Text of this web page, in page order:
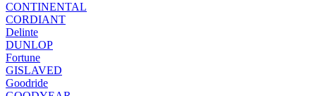
CONTINENTAL
CORDIANT
Delinte
DUNLOP
Fortune
GISLAVED
Goodride